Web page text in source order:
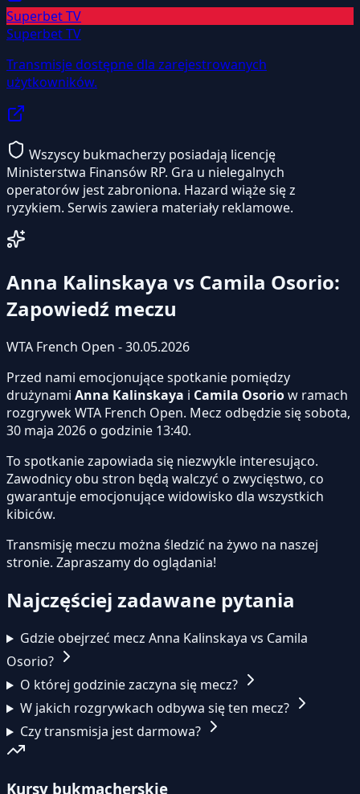
Superbet TV
Superbet TV
Transmisje dostępne dla zarejestrowanych
użytkowników.
Wszyscy bukmacherzy posiadają licencję
Ministerstwa Finansów RP. Gra u nielegalnych
operatorów jest zabroniona. Hazard wiąże się z
ryzykiem. Serwis zawiera materiały reklamowe.
Anna Kalinskaya vs Camila Osorio:
Zapowiedź meczu
WTA French Open - 30.05.2026
Przed nami emocjonujące spotkanie pomiędzy
drużynami Anna Kalinskaya i Camila Osoriow ramach
rozgrywek WTA French Open. Mecz odbędzie się sobota,
30 maja 2026 o godzinie 13:40.
To spotkanie zapowiada się niezwykle interesująco.
Zawodnicy obu stron będą walczyć o zwycięstwo, co
gwarantuje emocjonujące widowisko dla wszystkich
kibiców.
Transmisję meczu można śledzić na żywo na naszej
stronie. Zapraszamy do oglądania!
Najczęściej zadawane pytania
Gdzie obejrzeć mecz Anna Kalinskaya vs Camila
Osorio?
O której godzinie zaczyna się mecz?
W jakich rozgrywkach odbywa się ten mecz?
Czy transmisja jest darmowa?
Kursy bukmacherskie